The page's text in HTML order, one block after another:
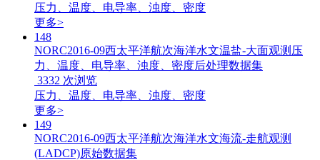
压力、温度、电导率、浊度、密度
更多>
148
NORC2016-09西太平洋航次海洋水文温盐-大面观测压
力、温度、电导率、浊度、密度后处理数据集
3332 次浏览
压力、温度、电导率、浊度、密度
更多>
149
NORC2016-09西太平洋航次海洋水文海流-走航观测
(LADCP)原始数据集